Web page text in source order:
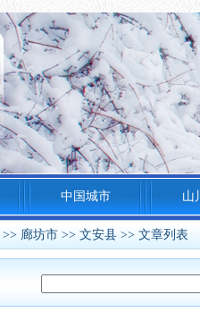
中国城市 山
>> 廊坊市 >> 文安县 >> 文章列表